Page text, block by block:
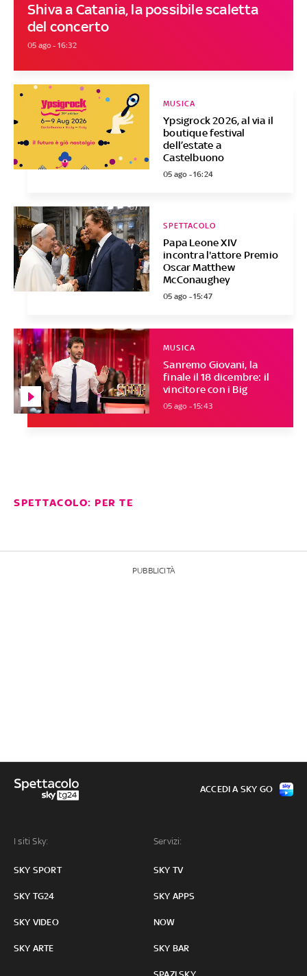
Shiva a Catania, la possibile scaletta
del concerto
05 ago - 16:32
Ypsigrock 2026, al via il
boutique festival
dell’estate a
Castelbuono
MUSICA
05 ago - 16:24
Papa Leone XIV
incontra l'attore Premio
Oscar Matthew
McConaughey
SPETTACOLO
05 ago - 15:47
Sanremo Giovani, la
finale il 18 dicembre: il
vincitore con i Big
MUSICA
05 ago - 15:43
SPETTACOLO: PER TE
PUBBLICITÀ
I siti Sky:
SKY SPORT
SKY TG24
SKY VIDEO
SKY ARTE
Servizi:
SKY TV
SKY APPS
NOW
SKY BAR
ACCEDI A SKY GO